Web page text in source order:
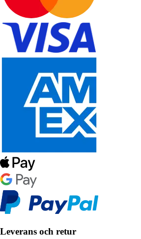
Leverans och retur